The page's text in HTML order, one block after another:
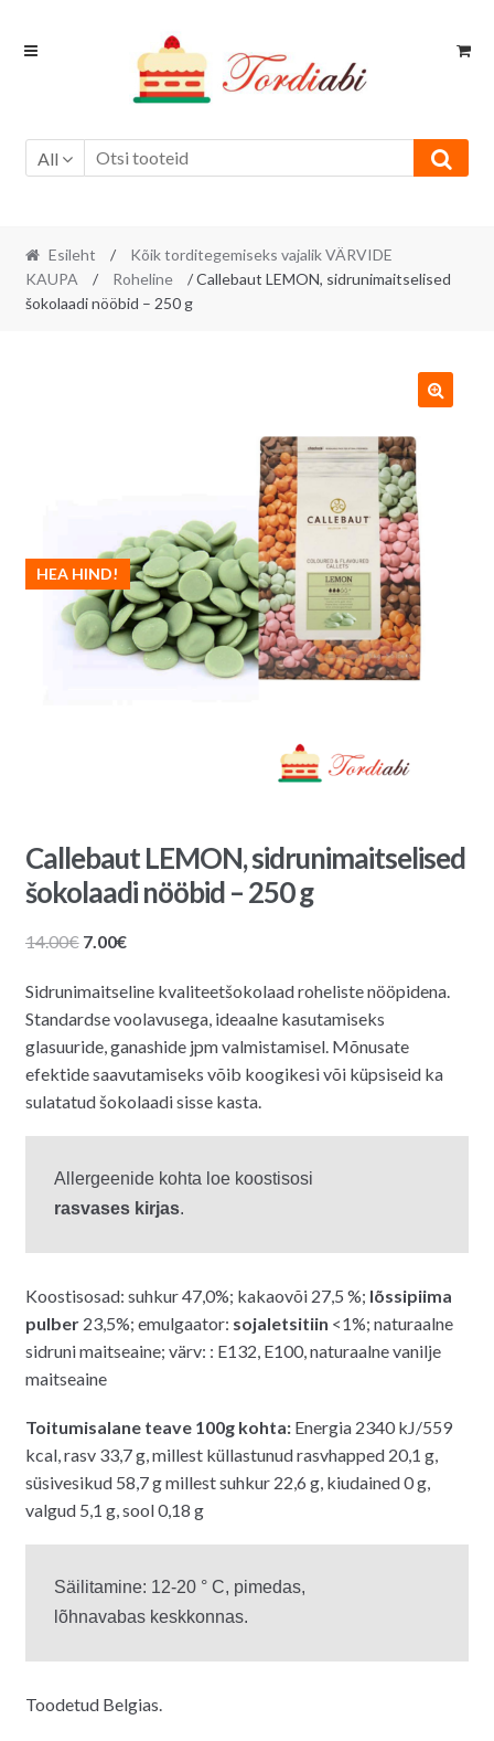
Skip
Skip
All
Esileht /
Kõik torditegemiseks vajalik VÄRVIDE
KAUPA
/ Roheline
/ Callebaut LEMON, sidrunimaitselised
šokolaadi nööbid – 250 g
HEA HIND!
Callebaut LEMON, sidrunimaitselised
šokolaadi nööbid – 250 g
14.00€ Algne
oli:
14.00€.
7.00€Praegune
on:
7.00€.
Sidrunimaitseline kvaliteetšokolaad roheliste nööpidena.
Standardse voolavusega, ideaalne kasutamiseks
glasuuride, ganashide jpm valmistamisel. Mõnusate
efektide saavutamiseks võib koogikesi või küpsiseid ka
sulatatud šokolaadi sisse kasta.
rasvases kirjas.
Koostisosad: suhkur 47,0%; kakaovõi 27,5 %; lõssipiima
pulber23,5%; emulgaator: sojaletsitiin <1%; naturaalne
sidruni maitseaine; värv: : E132, E100, naturaalne vanilje
maitseaine
Toitumisalane teave 100g kohta:Energia 2340 kJ/559
kcal, rasv 33,7 g, millest küllastunud rasvhapped 20,1 g,
süsivesikud 58,7 g millest suhkur 22,6 g, kiudained 0 g,
valgud 5,1 g, sool 0,18 g
Säilitamine: 12-20 ° C, pimedas,
lõhnavabas keskkonnas.
Toodetud Belgias.